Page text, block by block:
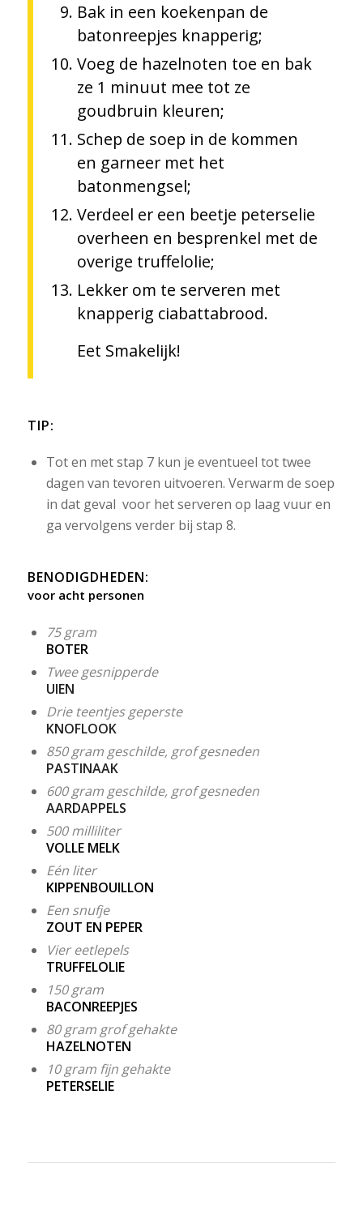
Bak in een koekenpan de
batonreepjes knapperig;
Voeg de hazelnoten toe en bak
ze 1 minuut mee tot ze
goudbruin kleuren;
Schep de soep in de kommen
en garneer met het
batonmengsel;
Verdeel er een beetje peterselie
overheen en besprenkel met de
overige truffelolie;
Lekker om te serveren met
knapperig ciabattabrood.
Eet Smakelijk!
TIP:
Tot en met stap 7 kun je eventueel tot twee
dagen van tevoren uitvoeren. Verwarm de soep
in dat geval voor het serveren op laag vuur en
ga vervolgens verder bij stap 8.
BENODIGDHEDEN:
voor acht personen
75 gram
BOTER
Twee gesnipperde
UIEN
Drie teentjes geperste
KNOFLOOK
850 gram geschilde, grof gesneden
PASTINAAK
600 gram geschilde, grof gesneden
AARDAPPELS
500 milliliter
VOLLE MELK
Eén liter
KIPPENBOUILLON
Een snufje
ZOUT EN PEPER
Vier eetlepels
TRUFFELOLIE
150 gram
BACONREEPJES
80 gram grof gehakte
HAZELNOTEN
10 gram fijn gehakte
PETERSELIE